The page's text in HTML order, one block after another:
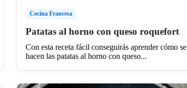
Cocina Francesa
Patatas al horno con queso roquefort
Con esta receta fácil conseguirás aprender cómo se
hacen las patatas al horno con queso...